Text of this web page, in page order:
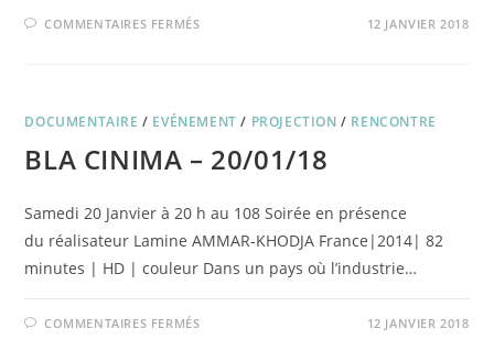
COMMENTAIRES FERMÉSSUR
!
12 JANVIER 2018
DOCUMENTAIRE / EVÉNEMENT / PROJECTION / RENCONTRE
BLA CINIMA – 20/01/18
Samedi 20 Janvier à 20 h au 108 Soirée en présence
du réalisateur Lamine AMMAR-KHODJA France|2014| 82
minutes | HD | couleur Dans un pays où l’industrie…
COMMENTAIRES FERMÉSSUR 12 JANVIER 2018